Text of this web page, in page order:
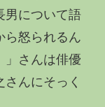
男について語
ら怒られるん
」さんは俳優
んにそっく